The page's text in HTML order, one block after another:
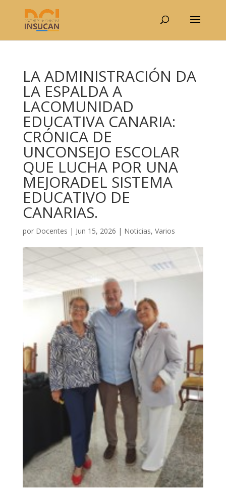
LA ADMINISTRACIÓN DA
LA ESPALDA A
LACOMUNIDAD
EDUCATIVA CANARIA:
CRÓNICA DE
UNCONSEJO ESCOLAR
QUE LUCHA POR UNA
MEJORADEL SISTEMA
EDUCATIVO DE
CANARIAS.
por Docentes | Jun 15, 2026 | Noticias, Varios